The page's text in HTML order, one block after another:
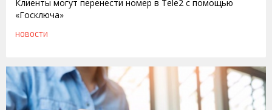
Клиенты могут перенести номер в Tele2 с помощью
«Госключа»
НОВОСТИ